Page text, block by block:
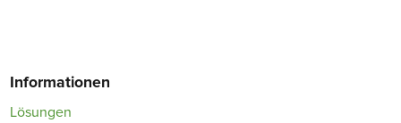
Informationen
Lösungen